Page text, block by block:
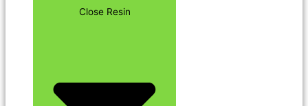
Close Resin